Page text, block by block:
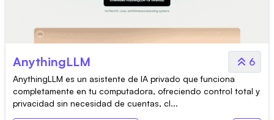
AnythingLLM 6
AnythingLLM es un asistente de IA privado que funciona
completamente en tu computadora, ofreciendo control total y
privacidad sin necesidad de cuentas, cl...